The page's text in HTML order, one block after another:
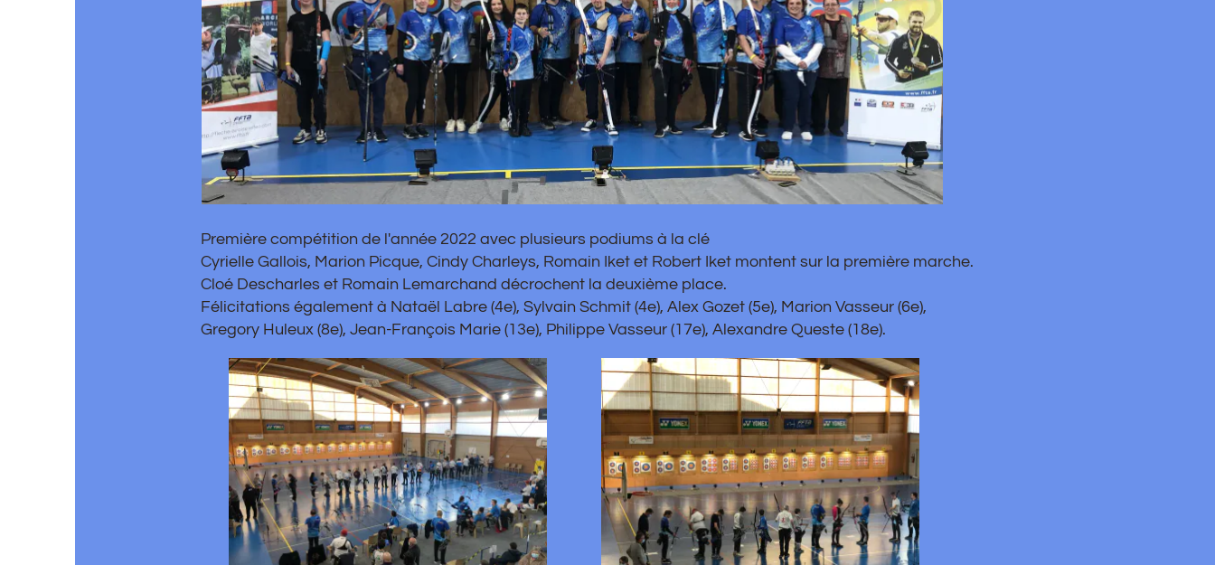
Première compétition de l'année 2022 avec plusieurs podiums à la clé
Cyrielle Gallois, Marion Picque, Cindy Charleys, Romain Iket et Robert Iket montent sur la première marche.
Cloé Descharles et Romain Lemarchand décrochent la deuxième place.
Félicitations également à Nataël Labre (4e), Sylvain Schmit (4e), Alex Gozet (5e), Marion Vasseur (6e),
Gregory Huleux (8e), Jean-François Marie (13e), Philippe Vasseur (17e), Alexandre Queste (18e).